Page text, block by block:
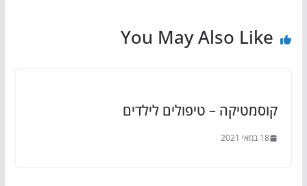
You May Also Like
קוסמטיקה – טיפולים לילדים
18 במאי 2021